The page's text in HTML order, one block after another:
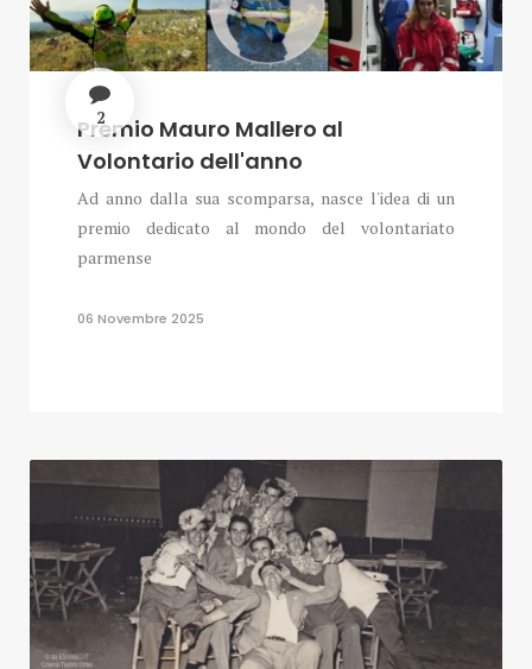
2
Premio Mauro Mallero al
Volontario dell'anno
Ad anno dalla sua scomparsa, nasce l'idea di un
premio dedicato al mondo del volontariato
parmense
06 Novembre 2025